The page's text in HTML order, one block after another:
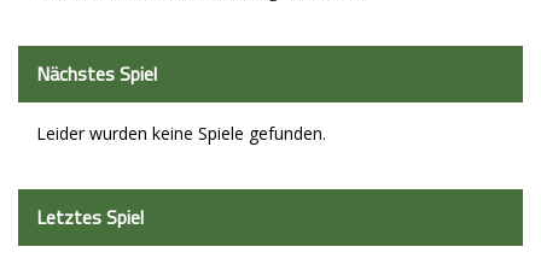
Nächstes Spiel
Leider wurden keine Spiele gefunden.
Letztes Spiel